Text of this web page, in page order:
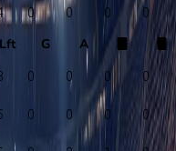
0 0 0 0
Lft G A
0 0 0 0
0 0 0 0